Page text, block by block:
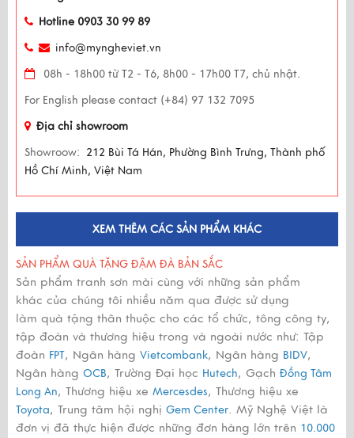
Hotline 0903 30 99 89
info@myngheviet.vn
08h - 18h00 từ T2 - T6, 8h00 - 17h00 T7, chủ nhật.
For English please contact (+84) 97 132 7095
Địa chỉ showroom
Showroow: 212 Bùi Tá Hán, Phường Bình Trưng, Thành phố
Hồ Chí Minh, Việt Nam
XEM THÊM CÁC SẢN PHẨM KHÁC
SẢN PHẨM QUÀ TẶNG ĐẬM ĐÀ BẢN SẮC
Sản phẩm tranh sơn mài cùng với những sản phẩm
khác của chúng tôi nhiều năm qua được sử dụng
làm quà tặng thân thuộc cho các tổ chức, tông công ty,
tập đoàn và thương hiệu trong và ngoài nước như: Tập
đoàn FPT, Ngân hàng Vietcombank, Ngân hàng BIDV,
Ngân hàng OCB, Trường Đại học Hutech, Gạch Đồng Tâm
Long An, Thương hiệu xe Mercesdes, Thương hiệu xe
Toyota, Trung tâm hội nghị Gem Center. Mỹ Nghệ Việt là
đơn vị đã thực hiện được những đơn hàng lớn trên 10.000